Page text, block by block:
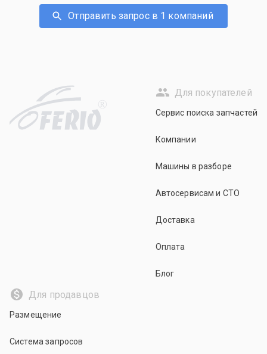
Отправить запрос в 1 компаний
R
Для покупателей
Сервис поиска запчастей
Компании
Машины в разборе
Автосервисам и СТО
Доставка
Оплата
Блог
Для продавцов
Размещение
Система запросов